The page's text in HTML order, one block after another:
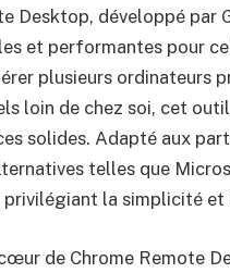
Desktop, développé par
et performantes pour ce
plusieurs ordinateurs
loin de chez soi, cet
solides. Adapté aux
telles que
privilégiant la simplicité
de Chrome Remote